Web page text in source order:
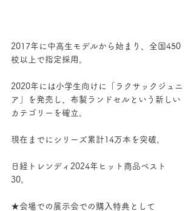
2017年に中高生モデルから始まり、全国450
校以上で指定採用。
2020年には小学生向けに「ラクサックジュニ
ア」を発売し、布製ランドセルという新しい
カテゴリーを確立。
現在までにシリーズ累計14万本を突破。
日経トレンディ2024年ヒット商品ベスト
30。
★会場での展示会での購入特典として